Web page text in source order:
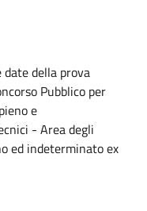
della prova
Pubblico per
e
- Area degli
ed indeterminato ex